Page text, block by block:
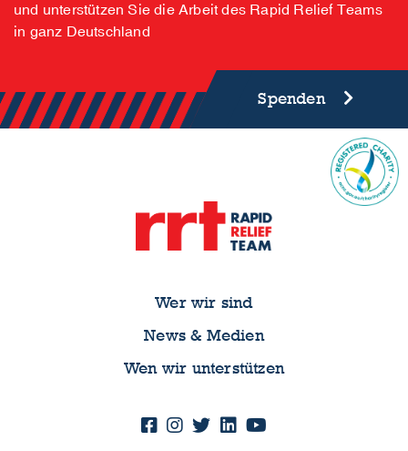
und unterstützen Sie die Arbeit des Rapid Relief Teams
in ganz Deutschland
Spenden
Wer wir sind
News & Medien
Wen wir unterstützen